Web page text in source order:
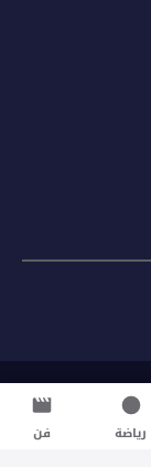
رياضة فن